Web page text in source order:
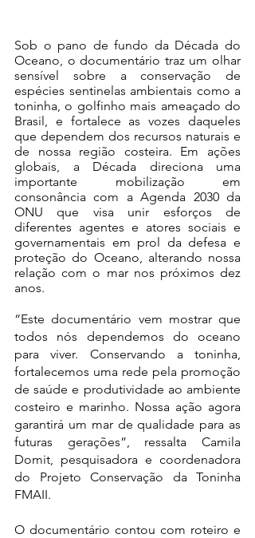
Sob o pano de fundo da Década do
Oceano, o documentário traz um olhar
sensível sobre a conservação de
espécies sentinelas ambientais como a
toninha, o golfinho mais ameaçado do
Brasil, e fortalece as vozes daqueles
que dependem dos recursos naturais e
de nossa região costeira. Em ações
globais, a Década direciona uma
importante mobilização em
consonância com a Agenda 2030 da
ONU que visa unir esforços de
diferentes agentes e atores sociais e
governamentais em prol da defesa e
proteção do Oceano, alterando nossa
relação com o mar nos próximos dez
anos.
“Este documentário vem mostrar que
todos nós dependemos do oceano
para viver. Conservando a toninha,
fortalecemos uma rede pela promoção
de saúde e produtividade ao ambiente
costeiro e marinho. Nossa ação agora
garantirá um mar de qualidade para as
futuras gerações”, ressalta Camila
Domit, pesquisadora e coordenadora
do Projeto Conservação da Toninha
FMAII.
O documentário contou com roteiro e